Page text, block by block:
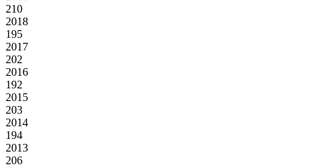
210
2018
195
2017
202
2016
192
2015
203
2014
194
2013
206